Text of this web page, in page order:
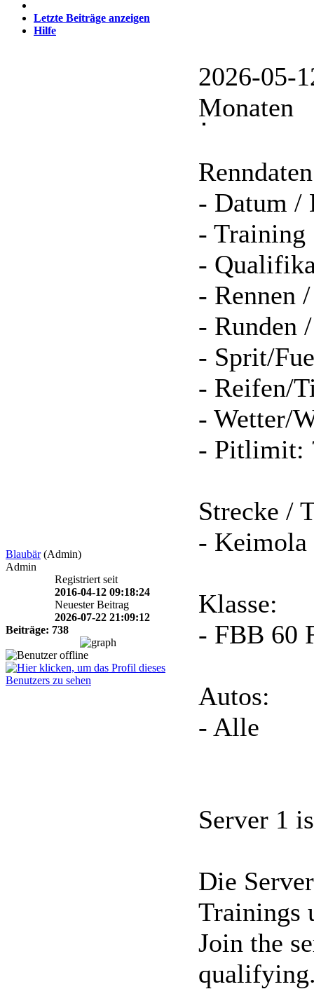
Letzte Beiträge anzeigen
Hilfe
Blaubär (Admin)
Admin
Registriert seit
2016-04-12 09:18:24
Neuester Beitrag
2026-07-22 21:09:12
Beiträge: 738
2026-05-
Monaten
- Datum /
- Training
-
- Rennen
- Runden
- Sprit/
- Reifen/
- Wetter/
- Pitlimit:
Strecke /
- Keimola
Klasse:
- FBB 60
Autos:
- Alle
Server 1
Die
Trainings
Join the